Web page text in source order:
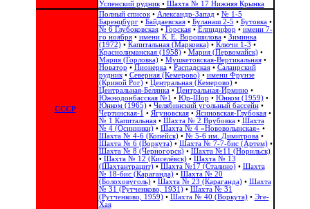
Успенский рудник• Шахта № 17 Нижняя Крынка
СССР
Полный список• Александр-Запад • № 1-5
Баренцбург• Байдаевская• Буланаш 2-5 • Бутовка•
№ 6 Глубоковская• Горская• Елпидифор • имени 7-
го ноября• имени К. Е. Ворошилова• Зиминка
(1972)• Капитальная (Марковка)• Ключи 1-3 •
Краснолиманская (1958)• Мария (Первомайск)•
Мария (Горловка)• Мушкетовская-Вертикальная•
Новатор • Пионерка• Распадская• Салаирский
рудник• Северная (Кемерово)• имени Фрунзе
(Кривой Рог)• Центральная (Кемерово)•
Центральная-Белянка• Центральная-Ирмино •
Южнодонбасская №1 • Юр-Шор • Юнком (1959)•
Юнком (1965)• Челябинский угольный бассейн•
Чертинская-1 • Ягуновская• Ясиновская-Глубокая•
№ 1 Капитальная• Шахта № 2 Врубовка• Шахта
№ 4 (Осинники)• Шахта № 4 «Нововолынская» •
Шахта № 4-6 (Копейск)• № 5-6 им. Димитрова•
Шахта № 6 (Воркута)• Шахта № 7-7-бис (Артем)•
Шахта № 8 (Черногорск)• Шахта №11 (Норильск)
• Шахта № 12 (Киселёвск)• Шахта № 13
(Шахтантрацит)• Шахта №17 (Сталино)• Шахта
№ 18-бис (Караганда)• Шахта № 20
(Болоховуголь)‎• Шахта № 23 (Караганда)• Шахта
№ 31 (Рутченково, 1931)• Шахта № 31
(Рутченково, 1959)• Шахта № 40 (Воркута)• Эге-
Хая